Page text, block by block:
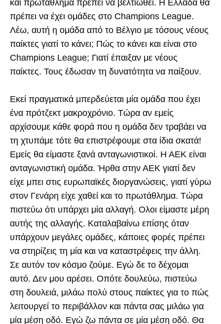
και πρωτάθλημα πρέπει να βελτιωθεί. Η Ελλάδα θα
πρέπει να έχει ομάδες στο Champions League.
Λέω, αυτή η ομάδα από το Βέλγιο με τόσους νέους
παίκτες γιατί το κάνει; Πώς το κάνει και είναι στο
Champions League; Γιατί έπαιξαν με νέους
παίκτες. Τους έδωσαν τη δυνατότητα να παίξουν.
Εκεί πραγματικά μπερδεύεται μία ομάδα που έχει
ένα πρότζεκτ μακροχρόνιο. Τώρα αν εμείς
αρχίσουμε κάθε φορά που η ομάδα δεν τραβάει να
τη χτυπάμε τότε θα επιστρέφουμε στα ίδια σκατά!
Εμείς θα είμαστε ξανά ανταγωνιστικοί. Η ΑΕΚ είναι
ανταγωνιστική ομάδα. Ήρθα στην ΑΕΚ γιατί δεν
είχε μπει στις ευρωπαϊκές διοργανώσεις, γιατί γύρω
στον Γενάρη είχε χαθεί και το πρωτάθλημα. Τώρα
πιστεύω ότι υπάρχει μία αλλαγή. Ολοι είμαστε μέρη
αυτής της αλλαγής. Καταλαβαίνω επίσης όταν
υπάρχουν μεγάλες ομάδες, κάποιες φορές πρέπει
να στηρίζεις τη μία και να καταστρέφεις την άλλη.
Σε αυτόν τον κόσμο ζούμε. Εγώ δε το δέχομαι
αυτό. Δεν μου αρέσει. Οπότε δουλεύω, πιστεύω
στη δουλειά, μιλάω πολύ στους παίκτες για το πώς
λειτουργεί το περιβάλλον και πάντα σας μιλάω για
μία μέση οδό. Εγώ ζω πάντα σε μία μέση οδό. Θα